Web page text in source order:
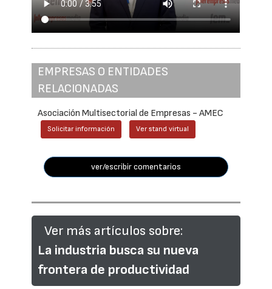
EMPRESAS O ENTIDADES
RELACIONADAS
Asociación Multisectorial de Empresas - AMEC
Solicitar información Ver stand virtual
ver/escribir comentarios
Ver más artículos sobre:
La industria busca su nueva
frontera de productividad